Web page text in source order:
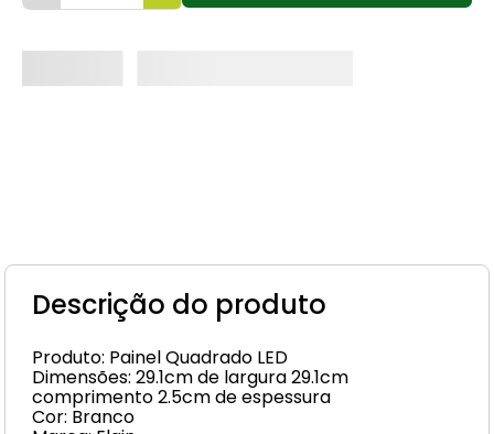
Descrição do produto
Produto: Painel Quadrado LED
Dimensões: 29.1cm de largura 29.1cm
comprimento 2.5cm de espessura
Cor: Branco